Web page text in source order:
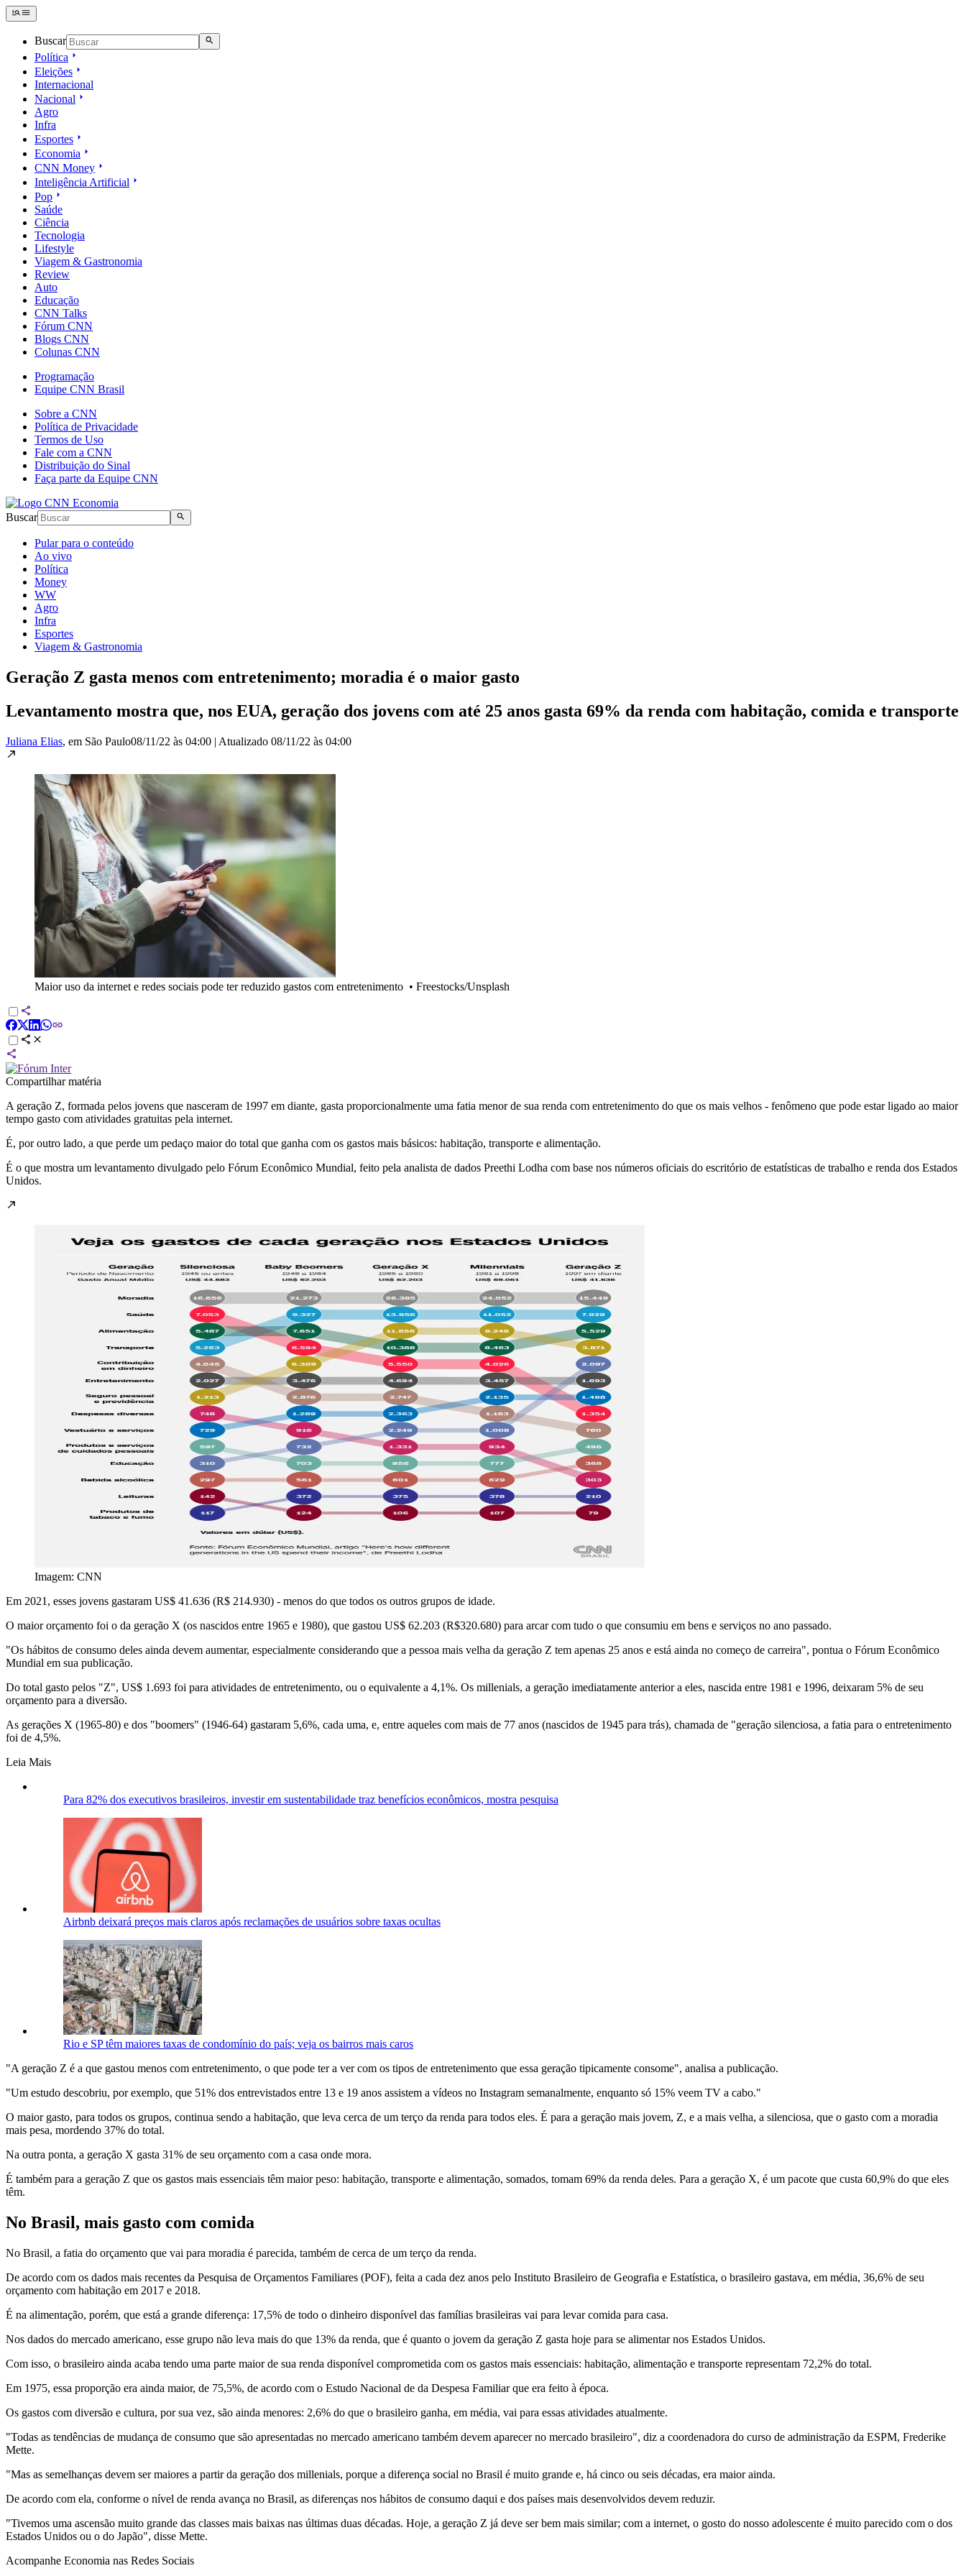
Buscar
Política
Eleições
Internacional
Nacional
Agro
Infra
Esportes
Economia
CNN Money
Inteligência Artificial
Pop
Saúde
Ciência
Tecnologia
Lifestyle
Viagem & Gastronomia
Review
Auto
Educação
CNN Talks
Fórum CNN
Blogs CNN
Colunas CNN
Programação
Equipe CNN Brasil
Sobre a CNN
Política de Privacidade
Termos de Uso
Fale com a CNN
Distribuição do Sinal
Faça parte da Equipe CNN
Buscar
Pular para o conteúdo
Ao vivo
Política
Money
WW
Agro
Infra
Esportes
Viagem & Gastronomia
Geração Z gasta menos com entretenimento; moradia é o maior gasto
Levantamento mostra que, nos EUA, geração dos jovens com até 25 anos gasta 69% da renda com habitação, comida e transporte
Juliana Elias, em São Paulo08/11/22 às 04:00 | Atualizado 08/11/22 às 04:00
Maior uso da internet e redes sociais pode ter reduzido gastos com entretenimento • Freestocks/Unsplash
Compartilhar matéria
A geração Z, formada pelos jovens que nasceram de 1997 em diante, gasta proporcionalmente uma fatia menor de sua renda com entretenimento do que os mais velhos - fenômeno que pode estar ligado ao maior
tempo gasto com atividades gratuitas pela internet.
É, por outro lado, a que perde um pedaço maior do total que ganha com os gastos mais básicos: habitação, transporte e alimentação.
É o que mostra um levantamento divulgado pelo Fórum Econômico Mundial, feito pela analista de dados Preethi Lodha com base nos números oficiais do escritório de estatísticas de trabalho e renda dos Estados
Unidos.
Imagem: CNN
Em 2021, esses jovens gastaram US$ 41.636 (R$ 214.930) - menos do que todos os outros grupos de idade.
O maior orçamento foi o da geração X (os nascidos entre 1965 e 1980), que gastou US$ 62.203 (R$320.680) para arcar com tudo o que consumiu em bens e serviços no ano passado.
"Os hábitos de consumo deles ainda devem aumentar, especialmente considerando que a pessoa mais velha da geração Z tem apenas 25 anos e está ainda no começo de carreira", pontua o Fórum Econômico
Mundial em sua publicação.
Do total gasto pelos "Z", US$ 1.693 foi para atividades de entretenimento, ou o equivalente a 4,1%. Os millenials, a geração imediatamente anterior a eles, nascida entre 1981 e 1996, deixaram 5% de seu
orçamento para a diversão.
As gerações X (1965-80) e dos "boomers" (1946-64) gastaram 5,6%, cada uma, e, entre aqueles com mais de 77 anos (nascidos de 1945 para trás), chamada de "geração silenciosa, a fatia para o entretenimento
foi de 4,5%.
Leia Mais
Para 82% dos executivos brasileiros, investir em sustentabilidade traz benefícios econômicos, mostra pesquisa
Airbnb deixará preços mais claros após reclamações de usuários sobre taxas ocultas
Rio e SP têm maiores taxas de condomínio do país; veja os bairros mais caros
"A geração Z é a que gastou menos com entretenimento, o que pode ter a ver com os tipos de entretenimento que essa geração tipicamente consome", analisa a publicação.
"Um estudo descobriu, por exemplo, que 51% dos entrevistados entre 13 e 19 anos assistem a vídeos no Instagram semanalmente, enquanto só 15% veem TV a cabo."
O maior gasto, para todos os grupos, continua sendo a habitação, que leva cerca de um terço da renda para todos eles. É para a geração mais jovem, Z, e a mais velha, a silenciosa, que o gasto com a moradia
mais pesa, mordendo 37% do total.
Na outra ponta, a geração X gasta 31% de seu orçamento com a casa onde mora.
É também para a geração Z que os gastos mais essenciais têm maior peso: habitação, transporte e alimentação, somados, tomam 69% da renda deles. Para a geração X, é um pacote que custa 60,9% do que eles
têm.
No Brasil, mais gasto com comida
No Brasil, a fatia do orçamento que vai para moradia é parecida, também de cerca de um terço da renda.
De acordo com os dados mais recentes da Pesquisa de Orçamentos Familiares (POF), feita a cada dez anos pelo Instituto Brasileiro de Geografia e Estatística, o brasileiro gastava, em média, 36,6% de seu
orçamento com habitação em 2017 e 2018.
É na alimentação, porém, que está a grande diferença: 17,5% de todo o dinheiro disponível das famílias brasileiras vai para levar comida para casa.
Nos dados do mercado americano, esse grupo não leva mais do que 13% da renda, que é quanto o jovem da geração Z gasta hoje para se alimentar nos Estados Unidos.
Com isso, o brasileiro ainda acaba tendo uma parte maior de sua renda disponível comprometida com os gastos mais essenciais: habitação, alimentação e transporte representam 72,2% do total.
Em 1975, essa proporção era ainda maior, de 75,5%, de acordo com o Estudo Nacional de da Despesa Familiar que era feito à época.
Os gastos com diversão e cultura, por sua vez, são ainda menores: 2,6% do que o brasileiro ganha, em média, vai para essas atividades atualmente.
"Todas as tendências de mudança de consumo que são apresentadas no mercado americano também devem aparecer no mercado brasileiro", diz a coordenadora do curso de administração da ESPM, Frederike
Mette.
"Mas as semelhanças devem ser maiores a partir da geração dos millenials, porque a diferença social no Brasil é muito grande e, há cinco ou seis décadas, era maior ainda.
De acordo com ela, conforme o nível de renda avança no Brasil, as diferenças nos hábitos de consumo daqui e dos países mais desenvolvidos devem reduzir.
"Tivemos uma ascensão muito grande das classes mais baixas nas últimas duas décadas. Hoje, a geração Z já deve ser bem mais similar; com a internet, o gosto do nosso adolescente é muito parecido com o dos
Estados Unidos ou o do Japão", disse Mette.
Acompanhe Economia nas Redes Sociais